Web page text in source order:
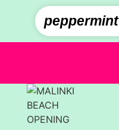
peppermint